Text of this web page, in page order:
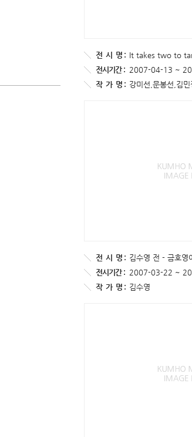
전 시 명 : It takes two to
전시기간 : 2007-04-13 ~
작 가 명 : 강미선,문봉선,김민
전 시 명 : 김수영 전 - 금호영
전시기간 : 2007-03-22 ~
작 가 명 : 김수영